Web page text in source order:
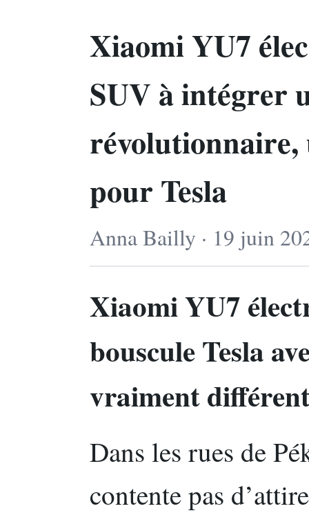
Xiaomi YU7
SUV à intégrer
pour Tesla
Anna Bailly · 19 juin
Xiaomi YU7
bouscule Tesla
vraiment
Dans les rues de
contente pas